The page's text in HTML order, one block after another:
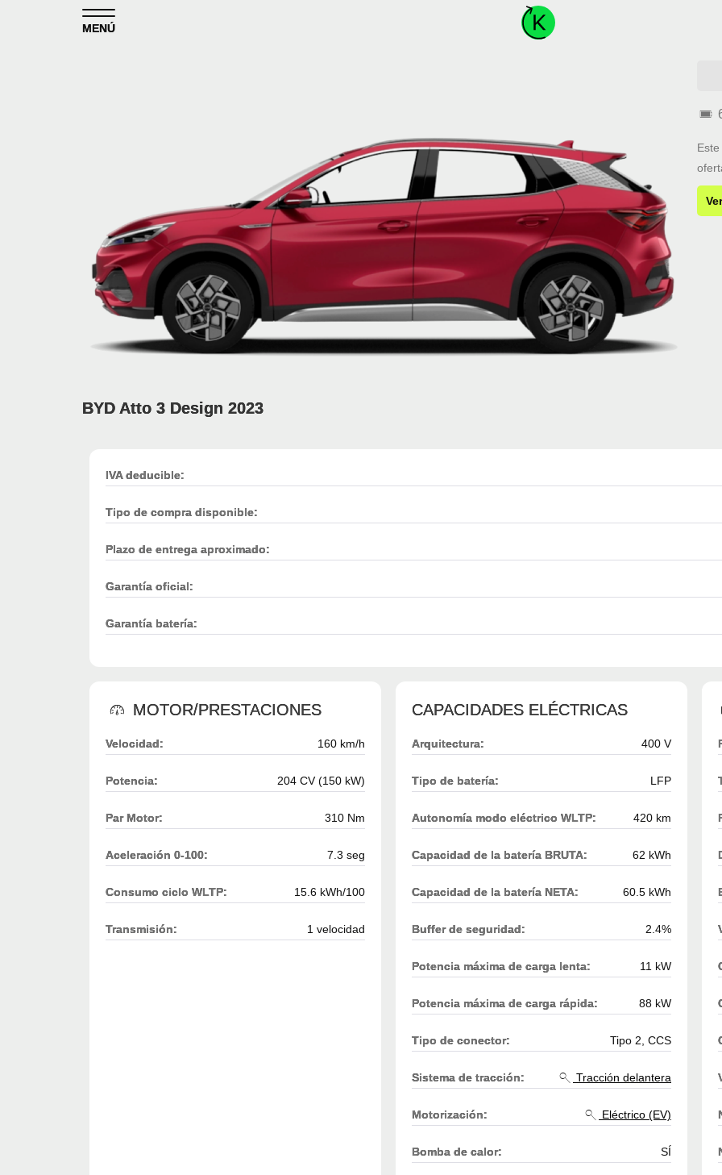
MENÚ
BYD Atto 3 Design 2023
IVA deducible:
Tipo de compra disponible:
Plazo de entrega aproximado:
Garantía oficial:
Garantía batería:
MOTOR/PRESTACIONES
Velocidad: 160 km/h
Potencia: 204 CV (150 kW)
Par Motor: 310 Nm
Aceleración 0-100: 7.3 seg
Consumo ciclo WLTP: 15.6 kWh/100
Transmisión: 1 velocidad
CAPACIDADES ELÉCTRICAS
Arquitectura: 400 V
Tipo de batería: LFP
Autonomía modo eléctrico WLTP: 420 km
Capacidad de la batería BRUTA: 62 kWh
Capacidad de la batería NETA: 60.5 kWh
Buffer de seguridad: 2.4%
Potencia máxima de carga lenta: 11 kW
Potencia máxima de carga rápida: 88 kW
Tipo de conector: Tipo 2, CCS
Sistema de tracción: Tracción delantera
Motorización: Eléctrico (EV)
Bomba de calor: SÍ